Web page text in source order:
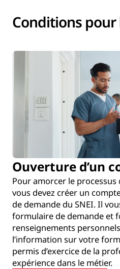
Conditions
Ouverture d’un
Pour amorcer le processus
vous devez créer un
de demande du SNEI. Il
formulaire de demande et
renseignements
l’information sur votre
permis d’exercice de la
expérience dans le métier.